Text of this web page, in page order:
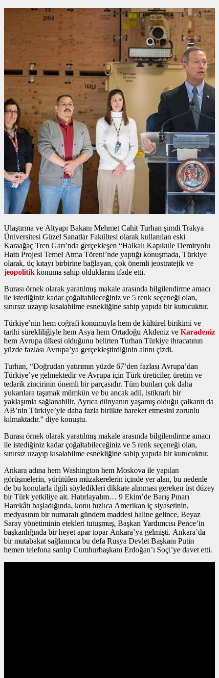
Ulaştırma ve Altyapı Bakanı Mehmet Cahit Turhan şimdi Trakya
Üniversitesi Güzel Sanatlar Fakültesi olarak kullanılan eski
Karaağaç Tren Garı’nda gerçekleşen “Halkalı Kapıkule Demiryolu
Hattı Projesi Temel Atma Töreni’nde yaptığı konuşmada, Türkiye
olarak, üç kıtayı birbirine bağlayan, çok önemli jeostratejik ve
jeopolitik konuma sahip olduklarını ifade etti.
Burası örnek olarak yaratılmış makale arasında bilgilendirme amacı
ile istediğiniz kadar çoğaltabileceğiniz ve 5 renk seçeneği olan,
sınırsız uzayıp kısalabilme esnekliğine sahip yapıda bir kutucuktur.
Türkiye’nin hem coğrafi konumuyla hem de kültürel birikimi ve
tarihi sürekliliğiyle hem Asya hem Ortadoğu Akdeniz ve Karadeniz
hem Avrupa ülkesi olduğunu belirten Turhan Türkiye ihracatının
yüzde fazlası Avrupa’ya gerçekleştirdiğinin altını çizdi.
Turhan, “Doğrudan yatırımın yüzde 67’den fazlası Avrupa’dan
Türkiye’ye gelmektedir ve Avrupa için Türk üreticiler, üretim ve
tedarik zincirinin önemli bir parçasıdır. Tüm bunları çok daha
yukarılara taşımak mümkün ve bu ancak adil, istikrarlı bir
yaklaşımla sağlanabilir. Ayrıca dünyanın yaşamış olduğu çalkantı da
AB’nin Türkiye’yle daha fazla birlikte hareket etmesini zorunlu
kılmaktadır.” diye konuştu.
Burası örnek olarak yaratılmış makale arasında bilgilendirme amacı
ile istediğiniz kadar çoğaltabileceğiniz ve 5 renk seçeneği olan,
sınırsız uzayıp kısalabilme esnekliğine sahip yapıda bir kutucuktur.
Ankara adına hem Washington hem Moskova ile yapılan
görüşmelerin, yürütülen müzakerelerin içinde yer alan, bu nedenle
de bu konularla ilgili söyledikleri dikkate alınması gereken üst düzey
bir Türk yetkiliye ait. Hatırlayalım… 9 Ekim’de Barış Pınarı
Harekâtı başladığında, konu hızlıca Amerikan iç siyasetinin,
medyasının bir numaralı gündem maddesi haline gelince, Beyaz
Saray yönetiminin etekleri tutuşmuş, Başkan Yardımcısı Pence’in
başkanlığında bir heyet apar topar Ankara’ya gelmişti. Ankara’da
bir mutabakat sağlanınca bu defa Rusya Devlet Başkanı Putin
hemen telefona sarılıp Cumhurbaşkanı Erdoğan’ı Soçi’ye davet etti.